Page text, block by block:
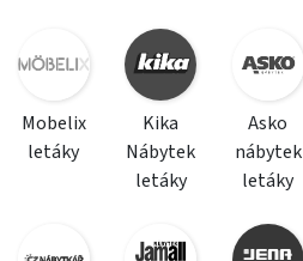
Mobelix
letáky
Kika
Nábytek
letáky
Asko
nábytek
letáky